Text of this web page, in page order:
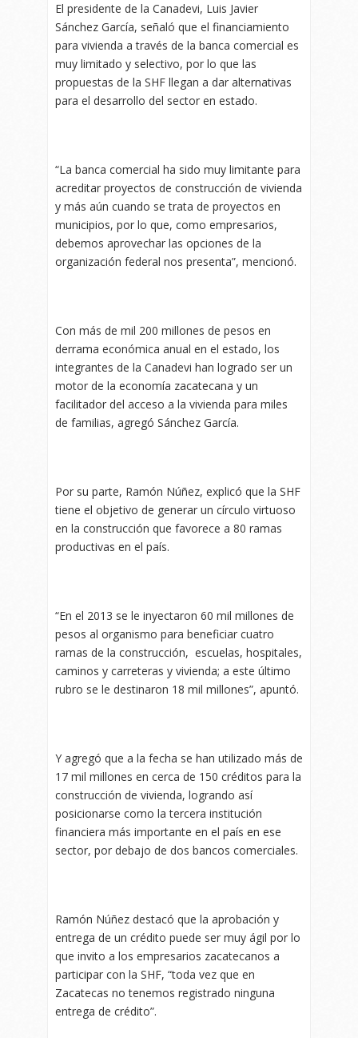
El presidente de la Canadevi, Luis Javier
Sánchez García, señaló que el financiamiento
para vivienda a través de la banca comercial es
muy limitado y selectivo, por lo que las
propuestas de la SHF llegan a dar alternativas
para el desarrollo del sector en estado.
“La banca comercial ha sido muy limitante para
acreditar proyectos de construcción de vivienda
y más aún cuando se trata de proyectos en
municipios, por lo que, como empresarios,
debemos aprovechar las opciones de la
organización federal nos presenta”, mencionó.
Con más de mil 200 millones de pesos en
derrama económica anual en el estado, los
integrantes de la Canadevi han logrado ser un
motor de la economía zacatecana y un
facilitador del acceso a la vivienda para miles
de familias, agregó Sánchez García.
Por su parte, Ramón Núñez, explicó que la SHF
tiene el objetivo de generar un círculo virtuoso
en la construcción que favorece a 80 ramas
productivas en el país.
“En el 2013 se le inyectaron 60 mil millones de
pesos al organismo para beneficiar cuatro
ramas de la construcción, escuelas, hospitales,
caminos y carreteras y vivienda; a este último
rubro se le destinaron 18 mil millones”, apuntó.
Y agregó que a la fecha se han utilizado más de
17 mil millones en cerca de 150 créditos para la
construcción de vivienda, logrando así
posicionarse como la tercera institución
financiera más importante en el país en ese
sector, por debajo de dos bancos comerciales.
Ramón Núñez destacó que la aprobación y
entrega de un crédito puede ser muy ágil por lo
que invito a los empresarios zacatecanos a
participar con la SHF, “toda vez que en
Zacatecas no tenemos registrado ninguna
entrega de crédito”.